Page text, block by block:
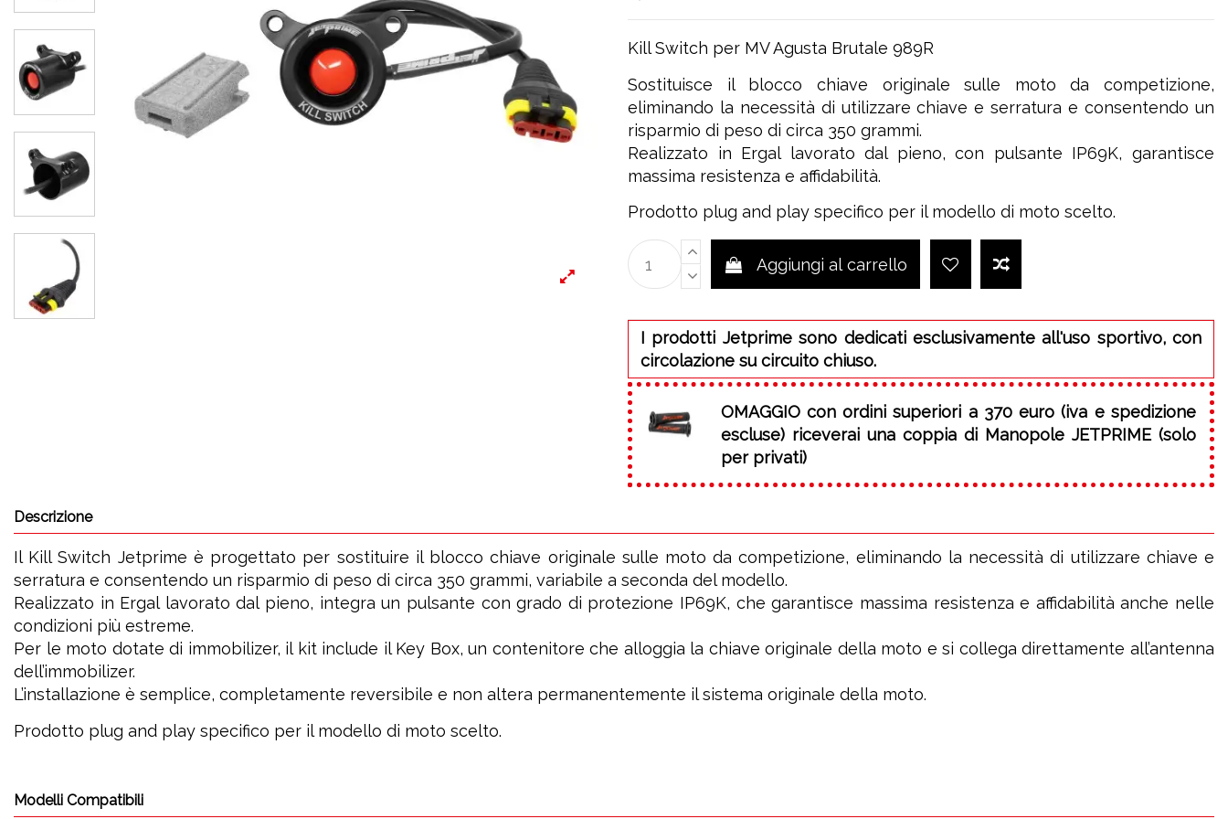
Kill Switch per MV Agusta Brutale 989R
Sostituisce il blocco chiave originale sulle moto da competizione,
eliminando la necessità di utilizzare chiave e serratura e consentendo un
risparmio di peso di circa 350 grammi.
Realizzato in Ergal lavorato dal pieno, con pulsante IP69K, garantisce
massima resistenza e affidabilità.
Prodotto plug and play specifico per il modello di moto scelto.
Aggiungi al carrello
I prodotti Jetprime sono dedicati esclusivamente all'uso sportivo, con
circolazione su circuito chiuso.
OMAGGIO con ordini superiori a 370 euro (iva e spedizione
escluse) riceverai una coppia di Manopole JETPRIME (solo
per privati)
Descrizione
Il Kill Switch Jetprime è progettato per sostituire il blocco chiave originale sulle moto da competizione, eliminando la necessità di utilizzare chiave e
serratura e consentendo un risparmio di peso di circa 350 grammi, variabile a seconda del modello.
Realizzato in Ergal lavorato dal pieno, integra un pulsante con grado di protezione IP69K, che garantisce massima resistenza e affidabilità anche nelle
condizioni più estreme.
Per le moto dotate di immobilizer, il kit include il Key Box, un contenitore che alloggia la chiave originale della moto e si collega direttamente all’antenna
dell’immobilizer.
L’installazione è semplice, completamente reversibile e non altera permanentemente il sistema originale della moto.
Prodotto plug and play specifico per il modello di moto scelto.
Modelli Compatibili